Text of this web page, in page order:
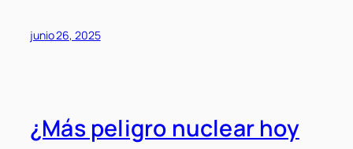
junio 26, 2025
¿Más peligro nuclear hoy